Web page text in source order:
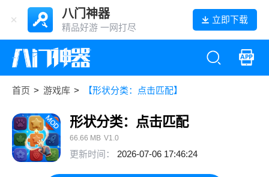
八门神器
精品好游 一网打尽
立即下载
首页 > 游戏库 > 【形状分类：点击匹配】
形状分类：点击匹配
66.66 MB V1.0
更新时间： 2026-07-06 17:46:24